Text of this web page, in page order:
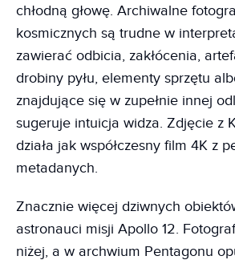
chłodną głowę. Archiwalne
kosmicznych są trudne w
zawierać odbicia, zakłócenia,
drobiny pyłu, elementy sprzętu
znajdujące się w zupełnie innej
sugeruje intuicja widza. Zdjęcie z
działa jak współczesny film 4K z
metadanych.
Znacznie więcej dziwnych
astronauci misji Apollo 12.
niżej, a w archwium Pentagonu